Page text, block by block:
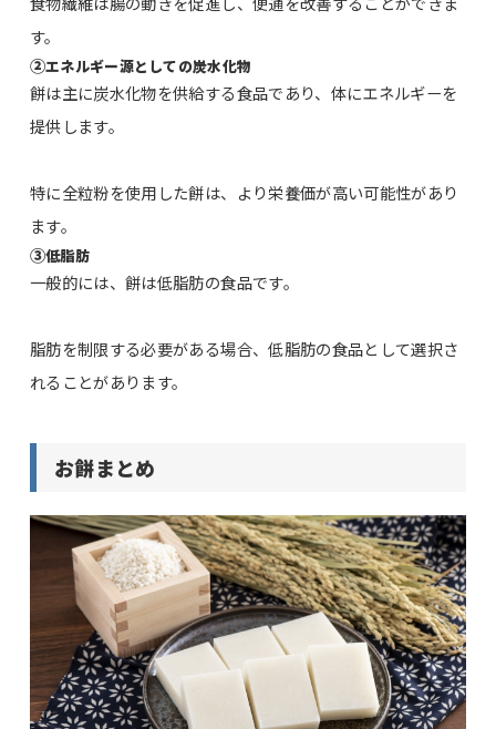
す。
②エネルギー源としての炭水化物
餅は主に炭水化物を供給する食品であり、体にエネルギーを
提供します。
特に全粒粉を使用した餅は、より栄養価が高い可能性があり
ます。
③低脂肪
一般的には、餅は低脂肪の食品です。
脂肪を制限する必要がある場合、低脂肪の食品として選択さ
れることがあります。
お餅まとめ